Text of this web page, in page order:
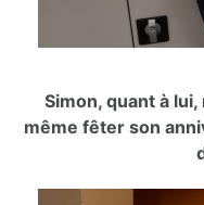
Simon, quant à
même fêter son